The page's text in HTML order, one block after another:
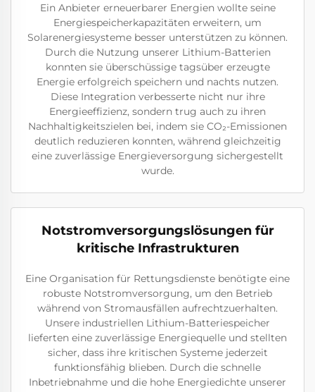
Ein Anbieter erneuerbarer Energien wollte seine
Energiespeicherkapazitäten erweitern, um
Solarenergiesysteme besser unterstützen zu können.
Durch die Nutzung unserer Lithium-Batterien
konnten sie überschüssige tagsüber erzeugte
Energie erfolgreich speichern und nachts nutzen.
Diese Integration verbesserte nicht nur ihre
Energieeffizienz, sondern trug auch zu ihren
Nachhaltigkeitszielen bei, indem sie CO₂-Emissionen
deutlich reduzieren konnten, während gleichzeitig
eine zuverlässige Energieversorgung sichergestellt
wurde.
Notstromversorgungslösungen für
kritische Infrastrukturen
Eine Organisation für Rettungsdienste benötigte eine
robuste Notstromversorgung, um den Betrieb
während von Stromausfällen aufrechtzuerhalten.
Unsere industriellen Lithium-Batteriespeicher
lieferten eine zuverlässige Energiequelle und stellten
sicher, dass ihre kritischen Systeme jederzeit
funktionsfähig blieben. Durch die schnelle
Inbetriebnahme und die hohe Energiedichte unserer